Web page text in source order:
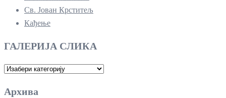
Св. Јован Крститељ
Кађење
ГАЛЕРИЈА СЛИКА
ГАЛЕРИЈА
Архива